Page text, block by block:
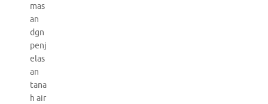
mas
an
dgn
penj
elas
an
tana
h air